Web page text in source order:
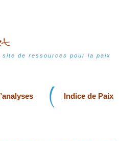
site de ressources pour la paix
Indice de Paix